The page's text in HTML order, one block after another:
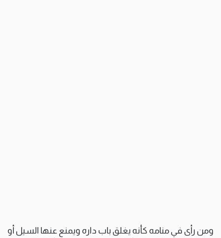
ومن رأى في منامه كأنه يغلق باب داره ويمنع عنها السيل أو